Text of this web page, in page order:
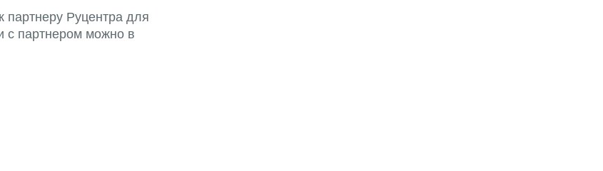
партнеру Руцентра для
с партнером можно в